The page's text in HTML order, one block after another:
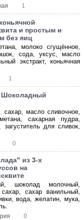
1
и простым и
без яиц
молоко сгущённое,
сода, уксус, масло
экстракт, коньячная
1
Шоколадный
сахар, масло сливочное,
сахарная пудра,
загуститель для сливок,
0
из 3-х
на
шоколад молочный,
сахар ванильный,
вода, желатин, мука,
0